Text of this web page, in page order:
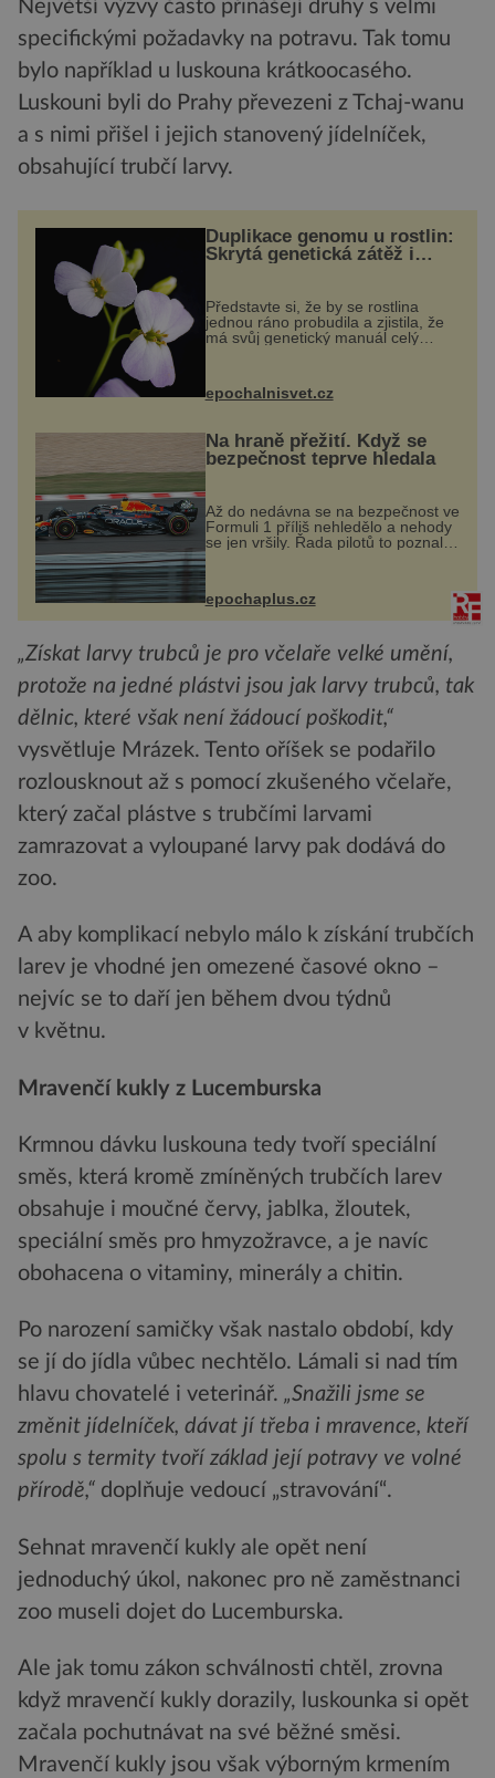
Největší výzvy často přinášejí druhy s velmi
specifickými požadavky na potravu. Tak tomu
bylo například u luskouna krátkoocasého.
Luskouni byli do Prahy převezeni z Tchaj-wanu
a s nimi přišel i jejich stanovený jídelníček,
obsahující trubčí larvy.
Duplikace genomu u rostlin:
Skrytá genetická zátěž i
Představte si, že by se rostlina
jednou ráno probudila a zjistila, že
má svůj genetický manuál celý
výzkumu to může být pro druhy
vstupenka...
epochalnisvet.cz
Na hraně přežití. Když se
bezpečnost teprve hledala
Až do nedávna se na bezpečnost ve
Formuli 1 příliš nehledělo a nehody
se jen vršily. Řada pilotů to poznala
na vlastní kůži, často s trvalými
následky nebo bohužel i ztrátou
života. Dnes nepochopiteln...
epochaplus.cz
„Získat larvy trubců je pro včelaře velké umění,
protože na jedné plástvi jsou jak larvy trubců, tak
dělnic, které však není žádoucí poškodit,“
vysvětluje Mrázek. Tento oříšek se podařilo
rozlousknout až s pomocí zkušeného včelaře,
který začal plástve s trubčími larvami
zamrazovat a vyloupané larvy pak dodává do
zoo.
A aby komplikací nebylo málo k získání trubčích
larev je vhodné jen omezené časové okno –
nejvíc se to daří jen během dvou týdnů
v květnu.
Mravenčí kukly z Lucemburska
Krmnou dávku luskouna tedy tvoří speciální
směs, která kromě zmíněných trubčích larev
obsahuje i moučné červy, jablka, žloutek,
speciální směs pro hmyzožravce, a je navíc
obohacena o vitaminy, minerály a chitin.
Po narození samičky však nastalo období, kdy
se jí do jídla vůbec nechtělo. Lámali si nad tím
hlavu chovatelé i veterinář. „Snažili jsme se
změnit jídelníček, dávat jí třeba i mravence, kteří
spolu s termity tvoří základ její potravy ve volné
přírodě,“ doplňuje vedoucí „stravování“.
Sehnat mravenčí kukly ale opět není
jednoduchý úkol, nakonec pro ně zaměstnanci
zoo museli dojet do Lucemburska.
Ale jak tomu zákon schválnosti chtěl, zrovna
když mravenčí kukly dorazily, luskounka si opět
začala pochutnávat na své běžné směsi.
Mravenčí kukly jsou však výborným krmením